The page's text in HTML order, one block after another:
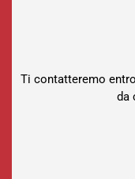
Ti contatteremo
da